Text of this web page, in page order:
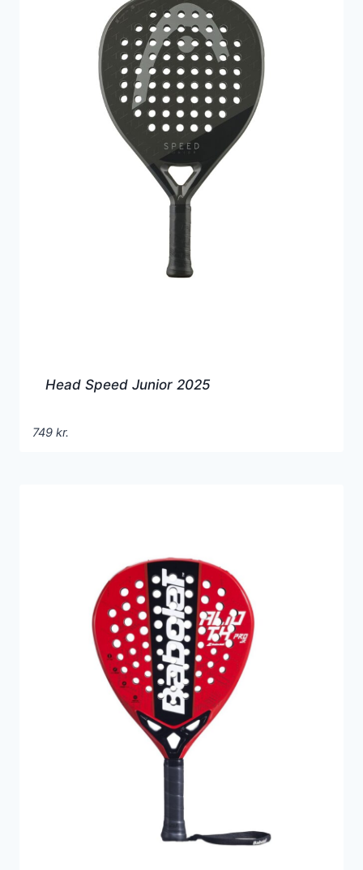
Head Speed Junior 2025
749 kr.